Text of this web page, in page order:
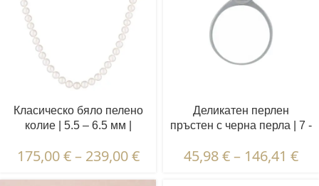
Класическо бяло пелено
колие | 5.5 – 6.5 мм |
175,00€ – 239,00€
Деликатен перлен
пръстен с черна перла | 7 -
45,98€– 146,41 €